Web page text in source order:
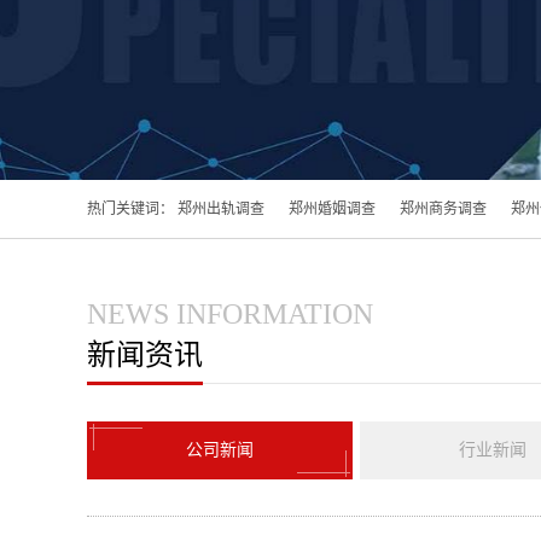
热门关键词： 郑州出轨调查 郑州婚姻调查 郑州商务调查 郑
NEWS INFORMATION
新闻资讯
公司新闻 行业新闻